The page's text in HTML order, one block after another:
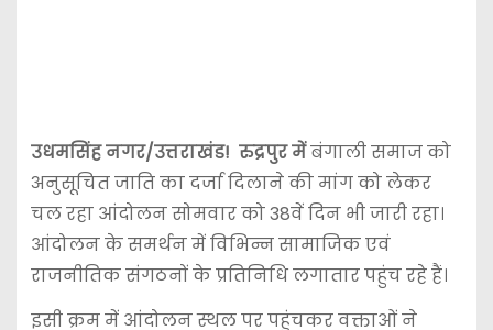
उधमसिंह नगर/उत्तराखंड! रुद्रपुर मेंबंगाली समाज को
अनुसूचित जाति का दर्जा दिलाने की मांग को लेकर
चल रहा आंदोलन सोमवार को 38वें दिन भी जारी रहा।
आंदोलन के समर्थन में विभिन्न सामाजिक एवं
राजनीतिक संगठनों के प्रतिनिधि लगातार पहुंच रहे हैं।
इसी क्रम में आंदोलन स्थल पर पहुंचकर वक्ताओं ने